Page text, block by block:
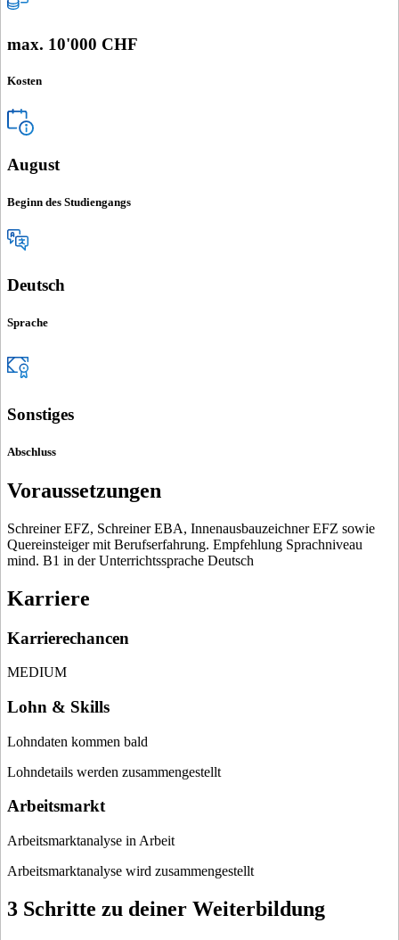
max. 10'000 CHF
Kosten
August
Beginn des Studiengangs
Deutsch
Sprache
Sonstiges
Abschluss
Voraussetzungen
Schreiner EFZ, Schreiner EBA, Innenausbauzeichner EFZ sowie
Quereinsteiger mit Berufserfahrung. Empfehlung Sprachniveau
mind. B1 in der Unterrichtssprache Deutsch
Karriere
Karrierechancen
MEDIUM
Lohn & Skills
Lohndaten kommen bald
Lohndetails werden zusammengestellt
Arbeitsmarkt
Arbeitsmarktanalyse in Arbeit
Arbeitsmarktanalyse wird zusammengestellt
3 Schritte zu deiner Weiterbildung